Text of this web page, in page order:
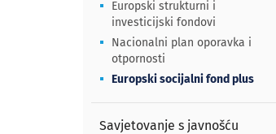
Europski strukturni i
investicijski fondovi
Nacionalni plan oporavka i
otpornosti
Europski socijalni fond plus
Savjetovanje s javnošću